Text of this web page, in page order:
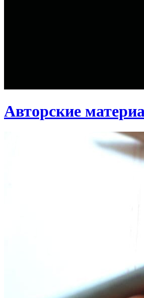
Авторские